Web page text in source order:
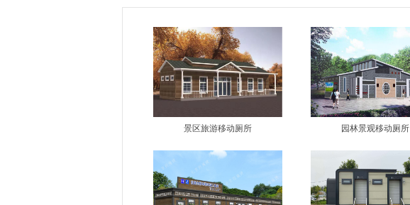
景区旅游移动厕所 园林景观移动厕所